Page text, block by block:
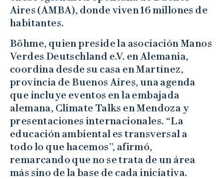
Aires (AMBA), donde viven 16 millones de
habitantes.
Böhme, quien preside la asociación Manos
Verdes Deutschland e.V. en Alemania,
coordina desde su casa en Martínez,
provincia de Buenos Aires, una agenda
que incluye eventos en la embajada
alemana, Climate Talks en Mendoza y
presentaciones internacionales. “La
educación ambiental es transversal a
todo lo que hacemos”, afirmó,
remarcando que no se trata de un área
más sino de la base de cada iniciativa.